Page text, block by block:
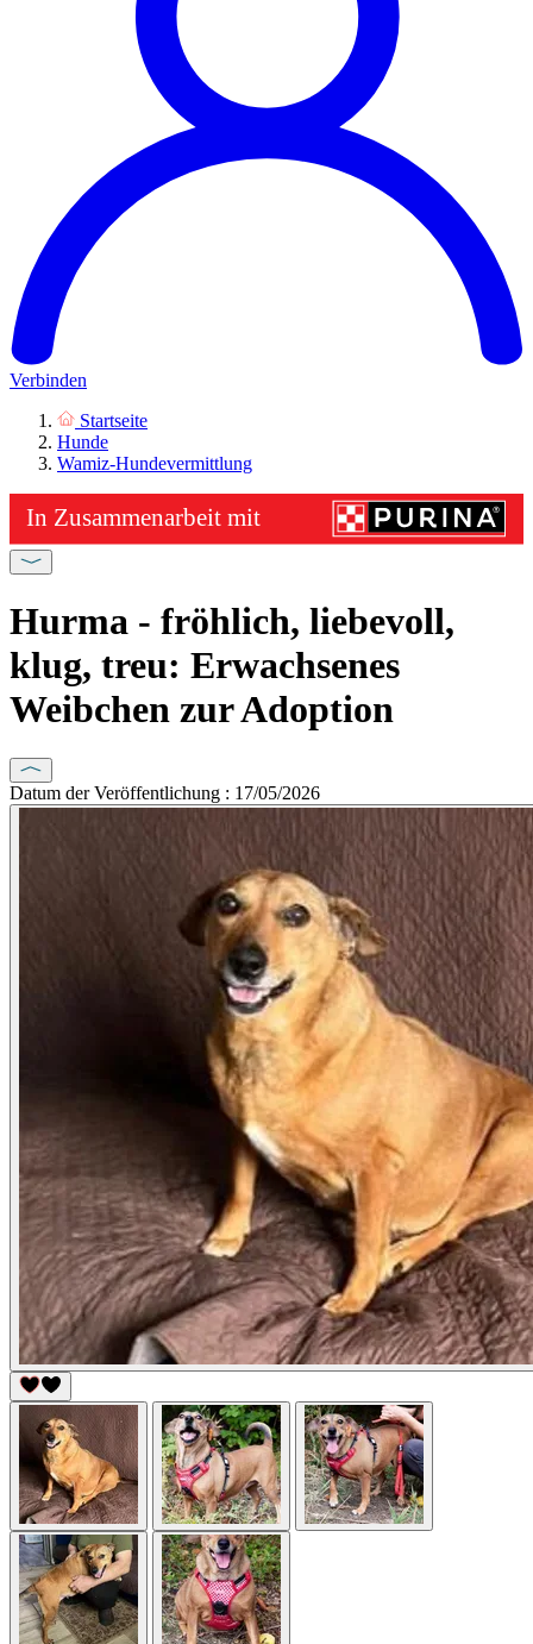
Verbinden
Startseite
Hunde
Wamiz-Hundevermittlung
Hurma - fröhlich, liebevoll,
klug, treu: Erwachsenes
Weibchen zur Adoption
Datum der Veröffentlichung : 17/05/2026